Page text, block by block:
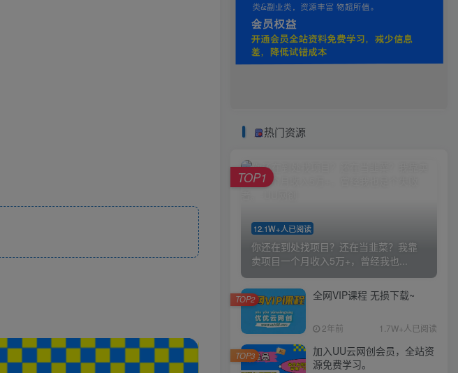
热门资源
12.1W+人已阅读
你还在到处找项目？还在当韭菜？我靠
卖项目一个月收入5万+，曾经我也...
TOP1
全网VIP课程 无损下载~
2年前 1.7W+人已阅读
TOP2
加入UU云网创会员，全站资
源免费学习。
TOP3